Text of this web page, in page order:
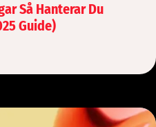
Så Hanterar Du
Guide)